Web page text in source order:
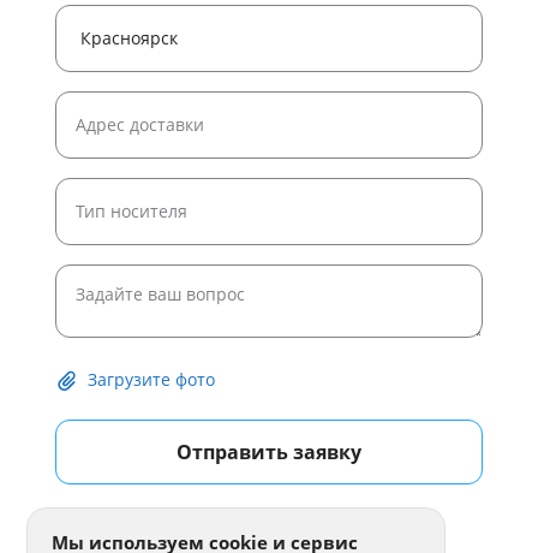
Загрузите фото
Отправить заявку
Мы используем cookie и сервис